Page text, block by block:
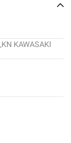
,KN KAWASAKI